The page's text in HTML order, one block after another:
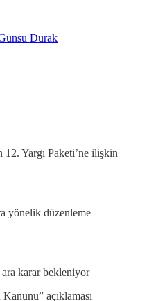
Durak
Yargı Paketi’ne ilişkin
yönelik düzenleme
ara karar bekleniyor
açıklaması